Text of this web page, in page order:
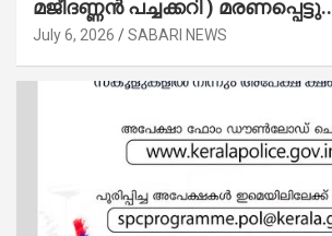
മജീദണ്ണൻ പച്ചക്കറി ) മരണപ്പെട്ടു..
July 6, 2026 SABARI NEWS